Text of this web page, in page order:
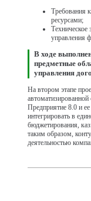
Требования
ресурсами;
Техническое
управления
В ходе
предметные
управления
На втором этапе
Предприятие 8.0 и
интегрировать в
бюджетирования,
таким образом,
деятельностью